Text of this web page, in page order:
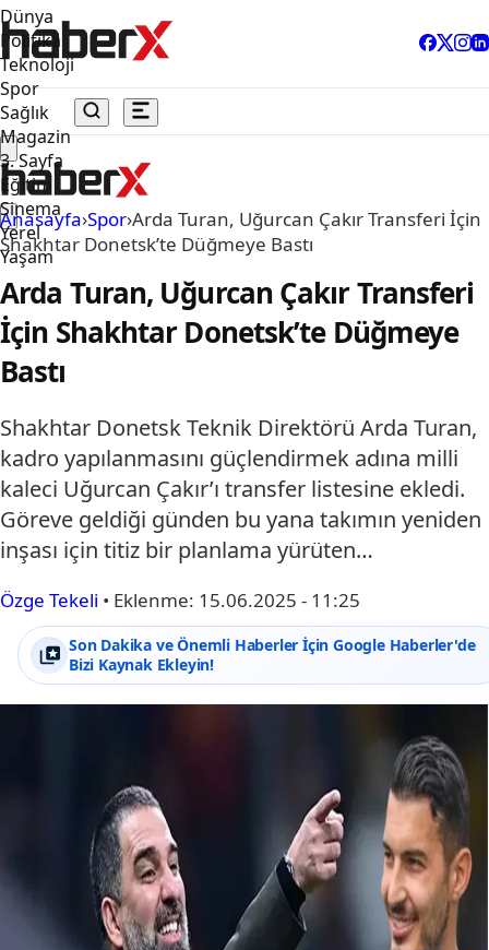
Dünya
Politika
Teknoloji
Spor
Sağlık
Magazin
3. Sayfa
Eğitim
Sinema
Yerel
Yaşam
Anasayfa›Spor›Arda Turan, Uğurcan Çakır Transferi İçin
Shakhtar Donetsk’te Düğmeye Bastı
Arda Turan, Uğurcan Çakır Transferi
İçin Shakhtar Donetsk’te Düğmeye
Bastı
Shakhtar Donetsk Teknik Direktörü Arda Turan,
kadro yapılanmasını güçlendirmek adına milli
kaleci Uğurcan Çakır’ı transfer listesine ekledi.
Göreve geldiği günden bu yana takımın yeniden
inşası için titiz bir planlama yürüten…
Özge Tekeli • Eklenme: 15.06.2025 - 11:25
Son Dakika ve Önemli Haberler İçin Google Haberler'de
Bizi Kaynak Ekleyin!